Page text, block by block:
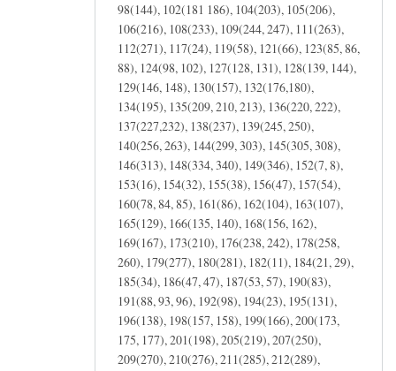
98(144), 102(181 186), 104(203), 105(206),
106(216), 108(233), 109(244, 247), 111(263),
112(271), 117(24), 119(58), 121(66), 123(85, 86,
88), 124(98, 102), 127(128, 131), 128(139, 144),
129(146, 148), 130(157), 132(176,180),
134(195), 135(209, 210, 213), 136(220, 222),
137(227,232), 138(237), 139(245, 250),
140(256, 263), 144(299, 303), 145(305, 308),
146(313), 148(334, 340), 149(346), 152(7, 8),
153(16), 154(32), 155(38), 156(47), 157(54),
160(78, 84, 85), 161(86), 162(104), 163(107),
165(129), 166(135, 140), 168(156, 162),
169(167), 173(210), 176(238, 242), 178(258,
260), 179(277), 180(281), 182(11), 184(21, 29),
185(34), 186(47, 47), 187(53, 57), 190(83),
191(88, 93, 96), 192(98), 194(23), 195(131),
196(138), 198(157, 158), 199(166), 200(173,
175, 177), 201(198), 205(219), 207(250),
209(270), 210(276), 211(285), 212(289),